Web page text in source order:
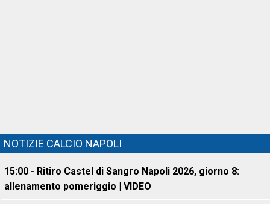
NOTIZIE CALCIO NAPOLI
15:00 - Ritiro Castel di Sangro Napoli 2026, giorno 8:
allenamento pomeriggio | VIDEO